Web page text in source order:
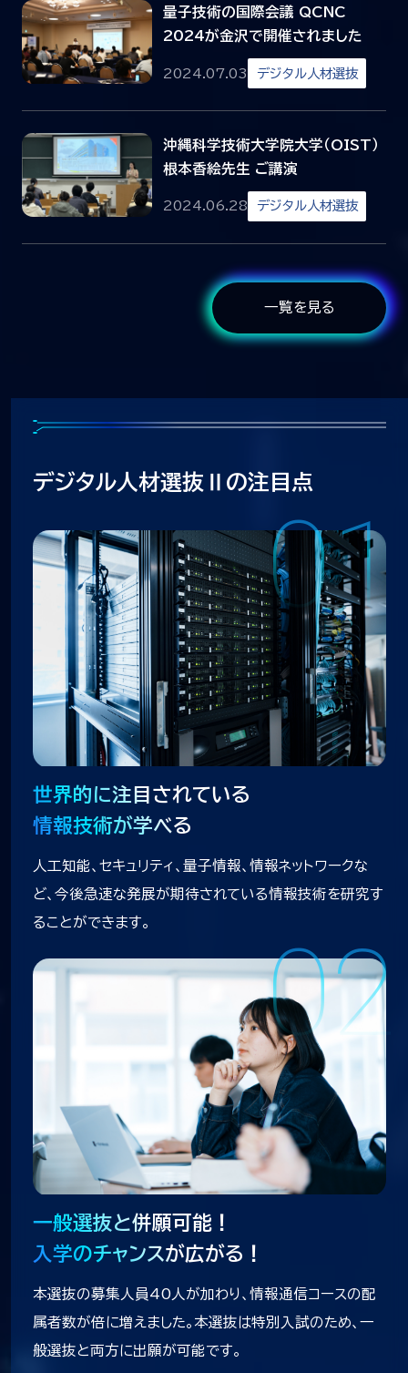
量子技術の国際会議 QCNC
2024が金沢で開催されました
2024.07.03 デジタル人材選抜
沖縄科学技術大学院大学（OIST）
根本香絵先生 ご講演
2024.06.28 デジタル人材選抜
一覧を見る
デジタル人材選抜Ⅱの注目点
01
世界的に注目されている
情報技術が学べる
人工知能、セキュリティ、量子情報、情報ネットワークな
ど、今後急速な発展が期待されている情報技術を研究す
ることができます。
02
一般選抜と併願可能！
入学のチャンスが広がる！
本選抜の募集人員40人が加わり、情報通信コースの配
属者数が倍に増えました。本選抜は特別入試のため、一
般選抜と両方に出願が可能です。